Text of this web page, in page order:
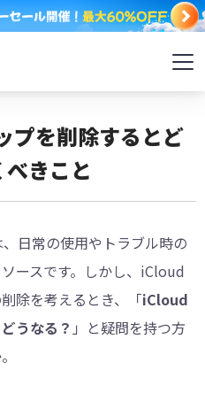
プを削除するとど
きこと
日常の使用やトラブル時の
ースです。しかし、iCloud
除を考えるとき、「iCloud
うなる？ 」と疑問を持つ方